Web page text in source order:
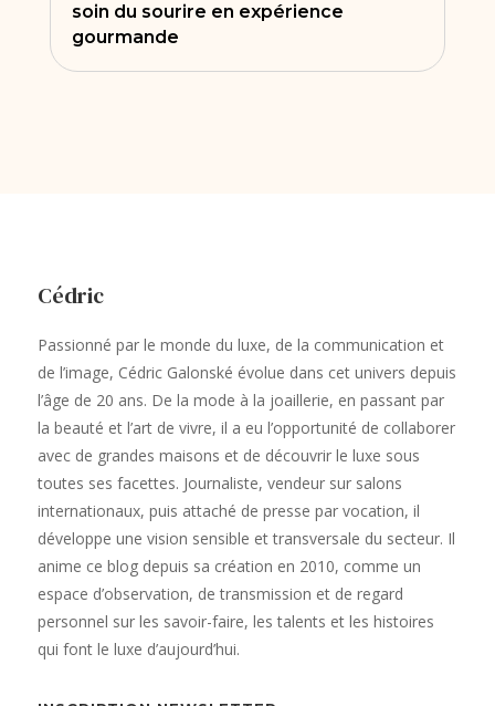
soin du sourire en expérience
gourmande
Cédric
Passionné par le monde du luxe, de la communication et
de l’image, Cédric Galonské évolue dans cet univers depuis
l’âge de 20 ans. De la mode à la joaillerie, en passant par
la beauté et l’art de vivre, il a eu l’opportunité de collaborer
avec de grandes maisons et de découvrir le luxe sous
toutes ses facettes. Journaliste, vendeur sur salons
internationaux, puis attaché de presse par vocation, il
développe une vision sensible et transversale du secteur. Il
anime ce blog depuis sa création en 2010, comme un
espace d’observation, de transmission et de regard
personnel sur les savoir-faire, les talents et les histoires
qui font le luxe d’aujourd’hui.